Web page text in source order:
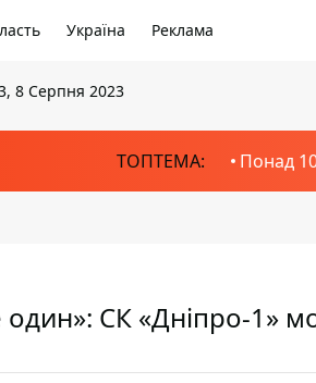
Україна Реклама
8 Серпня 2023
ТОПТЕМА: Понад
СК «Дніпро-1»